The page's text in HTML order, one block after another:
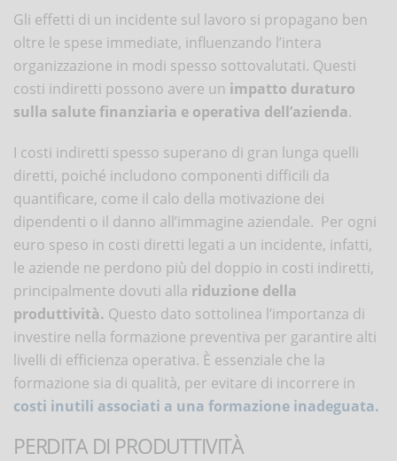
Gli effetti di un incidente sul lavoro si propagano ben
oltre le spese immediate, influenzando l’intera
organizzazione in modi spesso sottovalutati. Questi
costi indiretti possono avere un impatto duraturo
sulla salute finanziaria e operativa dell’azienda.
I costi indiretti spesso superano di gran lunga quelli
diretti, poiché includono componenti difficili da
quantificare, come il calo della motivazione dei
dipendenti o il danno all’immagine aziendale. Per ogni
euro speso in costi diretti legati a un incidente, infatti,
le aziende ne perdono più del doppio in costi indiretti,
principalmente dovuti alla riduzione della
produttività. Questo dato sottolinea l’importanza di
investire nella formazione preventiva per garantire alti
livelli di efficienza operativa. È essenziale che la
formazione sia di qualità, per evitare di incorrere in
costi inutili associati a una formazione inadeguata.
PERDITA DI PRODUTTIVITÀ